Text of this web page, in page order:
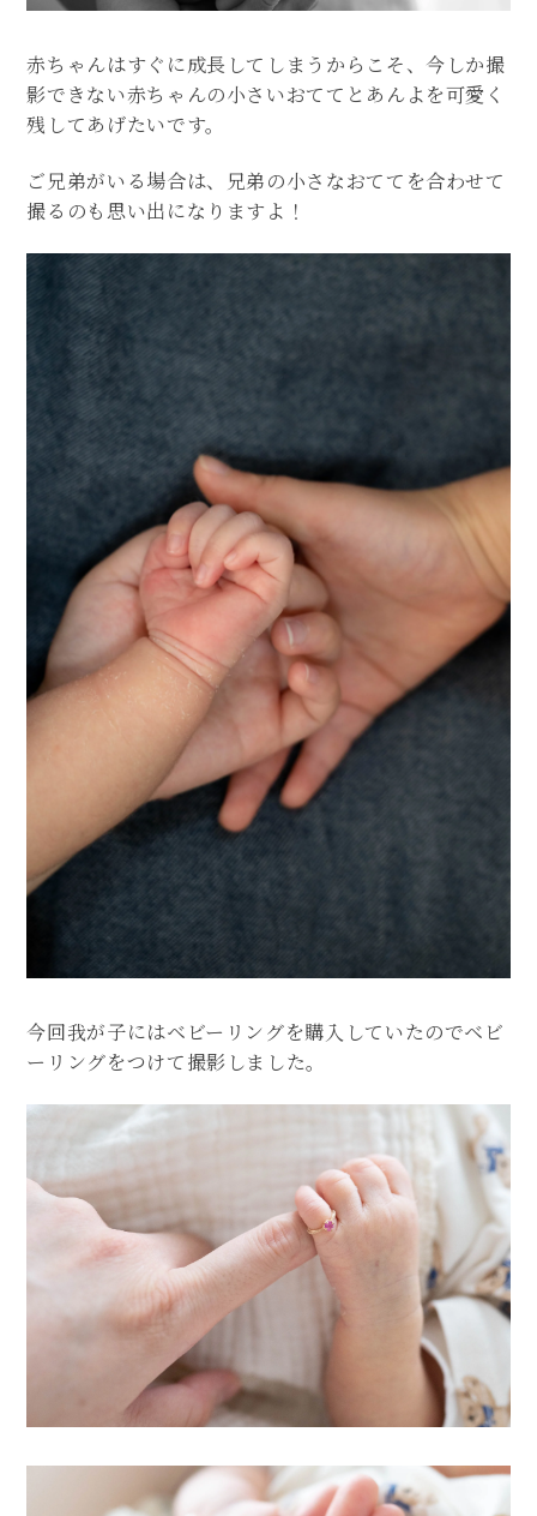
赤ちゃんはすぐに成長してしまうからこそ、今しか撮
影できない赤ちゃんの小さいおててとあんよを可愛く
残してあげたいです。
ご兄弟がいる場合は、兄弟の小さなおててを合わせて
撮るのも思い出になりますよ！
今回我が子にはベビーリングを購入していたのでベビ
ーリングをつけて撮影しました。